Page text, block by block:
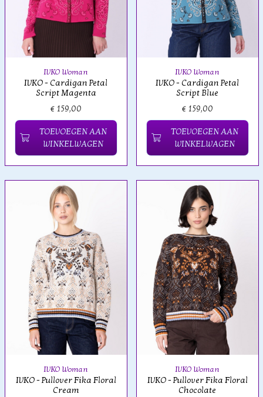
IVKO Woman
IVKO - Cardigan Petal
Script Magenta
€ 159,00
TOEVOEGEN AAN
WINKELWAGEN
IVKO Woman
IVKO - Cardigan Petal
Script Blue
€ 159,00
TOEVOEGEN AAN
WINKELWAGEN
IVKO Woman
IVKO - Pullover Fika Floral
Cream
IVKO Woman
IVKO - Pullover Fika Floral
Chocolate